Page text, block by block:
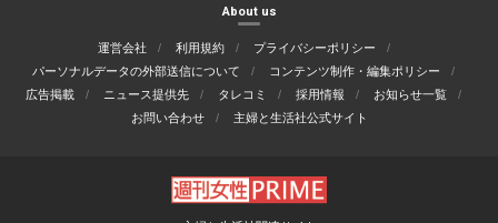
About us
運営会社 利用規約
プライバシーポリシー
パーソナルデータの外部送信について
コンテンツ制作・編集ポリシー
広告掲載
ニュース提供先 タレコミ 採用情報
お知らせ一覧
お問い合わせ
主婦と生活社公式サイト